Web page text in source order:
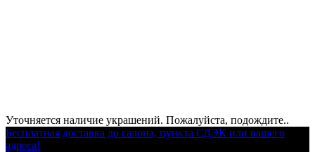
Уточняется наличие украшений. Пожалуйста, подождите..
Бесплатная доставка до салона, пункта СДЭК или вашего
адреса!